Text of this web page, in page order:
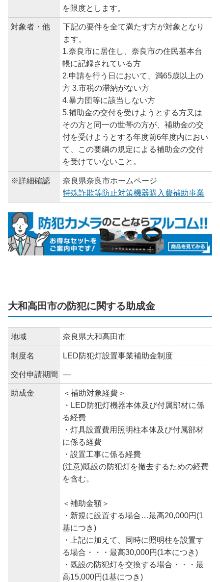
を限度とします。
対象者・他
下記の要件を全て満たす方が対象となり
ます。
1.奈良市に居住し、奈良市の住民基本台
帳に記録されている方
2.申請を行う日において、満65歳以上の
方 3.市税の滞納がない方
4.暴力団等に該当しない方
5.補助金の交付を受けようとする方又は
その方と同一の世帯の方が、補助金の交
付を受けようとする年度前6年度内におい
て、この要綱の規定による補助金の交付
を受けていないこと。
※詳細確認
奈良県奈良市ホームページ
特殊詐欺等防止対策機器購入費補助事業
大和高田市の防犯に関する助成金
地域 奈良県大和高田市
制度名 LED防犯灯設置事業補助金制度
交付申請期間 ―
助成金
＜補助対象経費＞
・LED防犯灯機器本体及び付属部材に係
る経費
・灯具設置費用照明柱本体及び付属部材
に係る経費
・設置工事に係る経費
(注意)既設の防犯灯を撤去するための経費
を含む。
＜補助金額＞
・新規に設置する場合…最高20,000円(1
基につき)
・上記に加えて、同時に照明柱を設置す
る場合・・・最高30,000円(1本につき)
・既設の防犯灯を交換する場合・・・最
高15,000円(1基につき)